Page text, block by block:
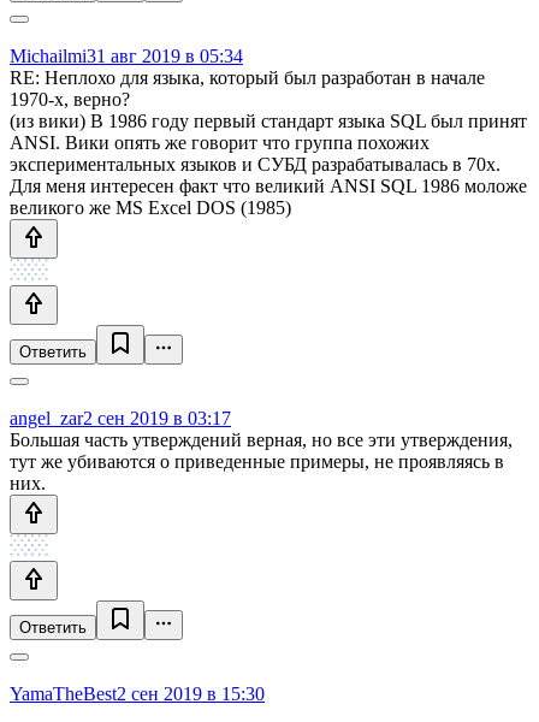
Michailmi31 авг 2019 в 05:34
RE: Неплохо для языка, который был разработан в начале
1970-х, верно?
(из вики) В 1986 году первый стандарт языка SQL был принят
ANSI. Вики опять же говорит что группа похожих
экспериментальных языков и СУБД разрабатывалась в 70х.
Для меня интересен факт что великий ANSI SQL 1986 моложе
великого же MS Excel DOS (1985)
Ответить
angel_zar2 сен 2019 в 03:17
Большая часть утверждений верная, но все эти утверждения,
тут же убиваются о приведенные примеры, не проявляясь в
них.
Ответить
YamaTheBest2 сен 2019 в 15:30